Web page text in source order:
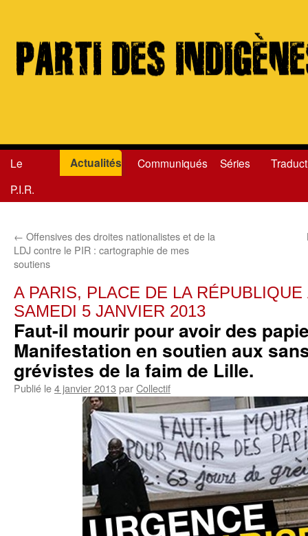
Aller
au
Le
P.I.R.
Actualités Communiqués Séries
← Offensives des droites nationalistes et de la
LDJ contre le PIR : cartographie de mes
soutiens
A PARIS, PLACE DE LA RÉPUBLIQUE
SAMEDI 5 JANVIER 2013
Faut-il mourir pour avoir des
Manifestation en soutien aux
grévistes de la faim de Lille.
Publié le4 janvier 2013 parCollectif